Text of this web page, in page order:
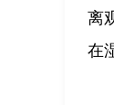
离
在